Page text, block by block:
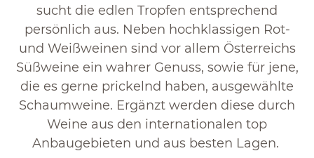
sucht die edlen Tropfen entsprechend
persönlich aus. Neben hochklassigen Rot-
und Weißweinen sind vor allem Österreichs
Süßweine ein wahrer Genuss, sowie für jene,
die es gerne prickelnd haben, ausgewählte
Schaumweine. Ergänzt werden diese durch
Weine aus den internationalen top
Anbaugebieten und aus besten Lagen.